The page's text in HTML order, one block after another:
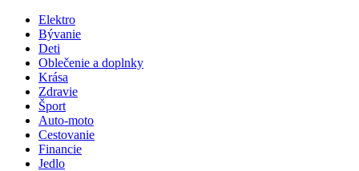
Skip
content
Primary
Menu
Elektro
Bývanie
Deti
Oblečenie a doplnky
Krása
Zdravie
Šport
Auto-moto
Cestovanie
Financie
Jedlo